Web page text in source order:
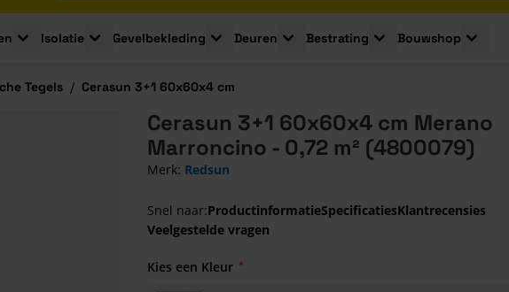
Hout
Toggle submenu for Plaatmaterialen
Isolatie
Toggle submenu for Isolatie
Gevelbekleding
Toggle submenu for Gevelbekleding
Deuren
Toggle submenu for Deuren
Bestrating
Toggle submenu for
Bouwshop
Tegels / Cerasun 3+1 60x60x4 cm
Cerasun 3+1 60x60x4 cm Merano
Marroncino - 0,72 m² (4800079)
Merk: Redsun
Snel naar:ProductinformatieSpecificatiesKlantrecensies
Veelgestelde vragen
Kies een Kleur